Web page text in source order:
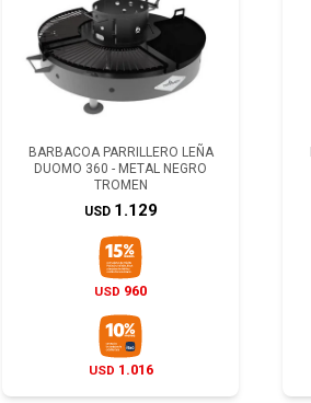
BARBACOA PARRILLERO LEÑA
DUOMO 360 - METAL NEGRO
TROMEN
USD 1.129
USD 960
USD 1.016